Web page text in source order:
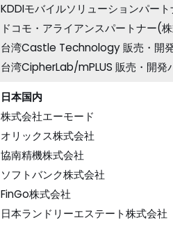
KDDIモバイルソリューションパー
ドコモ・アライアンスパートナー(
台湾Castle Technology 販売・開
台湾CipherLab/mPLUS 販売・開
日本国内
株式会社エーモード
オリックス株式会社
協南精機株式会社
ソフトバンク株式会社
FinGo株式会社
日本ランドリーエステート株式会社